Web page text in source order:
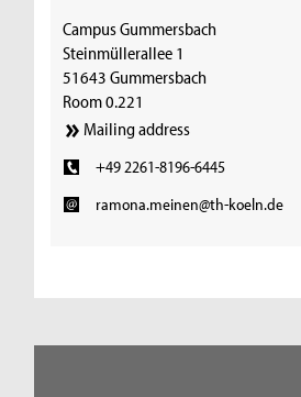
Campus Gummersbach
Steinmüllerallee 1
51643 Gummersbach
Room 0.221
Mailing address
+49 2261-8196-6445
ramona.meinen@th-koeln.de